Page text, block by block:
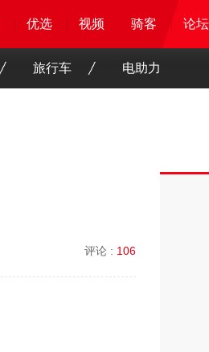
优选 骑客 论坛 保险
优选 骑客 视频 论坛
优选 视频 骑客 论坛
优选 视频 骑客 论坛
旅行车 电助力
评论 : 106